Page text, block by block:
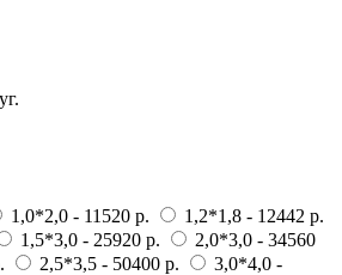
1,0*2,0 - 11520 р.
1,2*1,8 - 12442 р.
1,5*3,0 - 25920 р.
2,0*3,0 - 34560
2,5*3,5 - 50400 р.
3,0*4,0 -